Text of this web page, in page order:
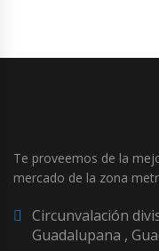
Te proveemos de la
mercado de la zona
Circunvalación
Guadalupana ,